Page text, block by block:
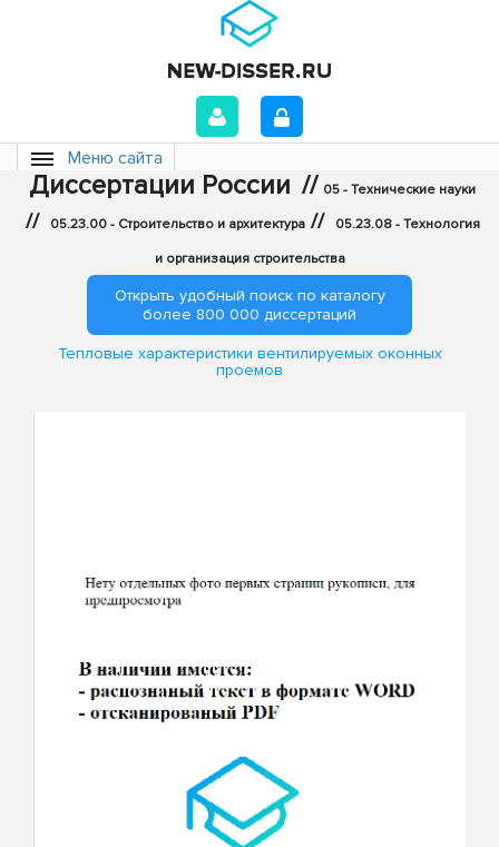
Меню сайта
Диссертации России // 05 - Технические науки
// 05.23.00 - Строительство и архитектура // 05.23.08 - Технология
и организация строительства
Открыть удобный поиск по каталогу
более 800 000 диссертаций
Тепловые характеристики вентилируемых оконных
проемов